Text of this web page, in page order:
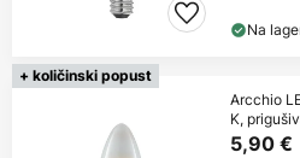
Na
+ količinski popust
Arcchio
K,
5,90 €